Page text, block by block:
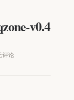
v0.4
评论